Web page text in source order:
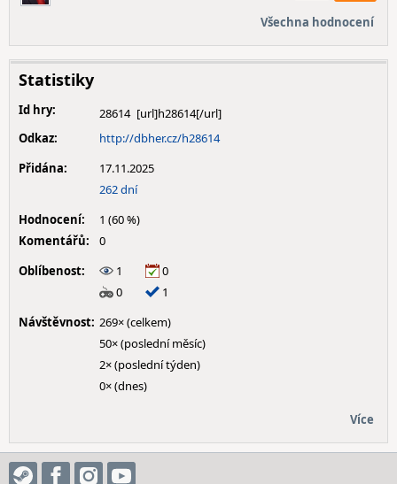
Všechna hodnocení
Statistiky
Id hry:
28614
Odkaz:
http://dbher.cz/h28614
Přidána:
17.11.2025
262 dní
Hodnocení:
1 (60 %)
Komentářů:
0
Oblíbenost:
1
0
0
1
Návštěvnost: 269× (celkem)
50× (poslední měsíc)
2× (poslední týden)
0× (dnes)
Více